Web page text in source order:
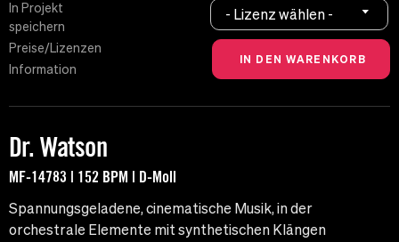
In Projekt
speichern
Preise/Lizenzen
Information
- Lizenz wählen -
Dr. Watson
MF-14783 | 152 BPM | D-Moll
Spannungsgeladene, cinematische Musik, in der
orchestrale Elemente mit synthetischen Klängen